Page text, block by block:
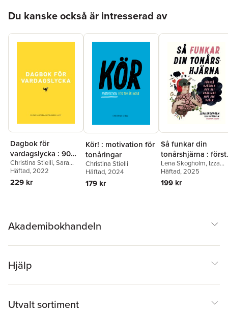
Mattias Boström
Erikson,Victor Estby,
Lina Forss
Granbom ,Frida
Andersson Johansson
Mikael Köhler Larsson
Anne Liljeroth,Linda
Olsson,Conny
Palmkvist,Ebba Range
Lars Wilderäng,Daniel
Wångsten,Viktor
Åkerblom
Antina
Du kanske också är intresserad av
Dagbok för
vardagslycka : 90
dagar som kan
förändra livet
Christina Stielli,Sara
Olsson
Häftad, 2022
229 kr
Kör! : motivation för
tonåringar
Christina Stielli
Häftad, 2024
179 kr
Så funkar din
tonårshjärna :
hjärnan och bli
snällare mot dig
själv
Lena Skogholm, Izza
Skogholm
Häftad, 2025
199 kr
Akademibokhandeln
Hjälp
Utvalt sortiment